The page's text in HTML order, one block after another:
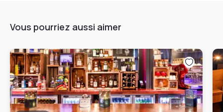
Vous pourriez aussi aimer